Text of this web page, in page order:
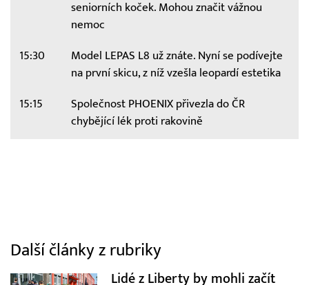
seniorních koček. Mohou značit vážnou
nemoc
15:30
Model LEPAS L8 už znáte. Nyní se podívejte
na první skicu, z níž vzešla leopardí estetika
15:15
Společnost PHOENIX přivezla do ČR
chybějící lék proti rakovině
Další články z rubriky
Lidé z Liberty by mohli začít